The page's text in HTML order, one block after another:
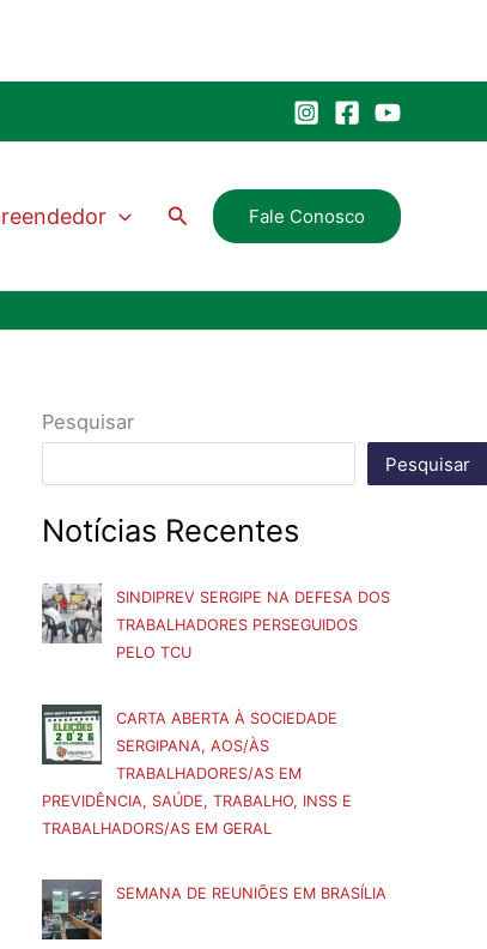
PesquisarFale Conosco
Pesquisar
Pesquisar
Notícias Recentes
SINDIPREV SERGIPE NA DEFESA DOS
TRABALHADORES PERSEGUIDOS
PELO TCU
CARTA ABERTA À SOCIEDADE
SERGIPANA, AOS/ÀS
TRABALHADORES/AS EM
PREVIDÊNCIA, SAÚDE, TRABALHO, INSS E
TRABALHADORS/AS EM GERAL
SEMANA DE REUNIÕES EM BRASÍLIA